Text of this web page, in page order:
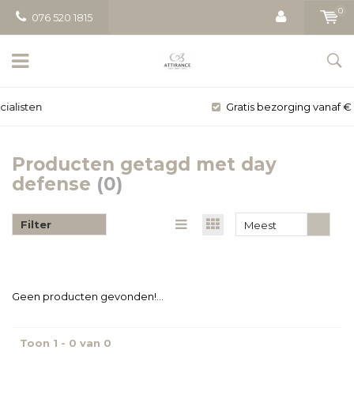
076 520 1815
0
Gratis bezorging vanaf € 50
Producten getagd met day
defense (0)
Filter
Meest
Geen producten gevonden!...
Toon 1 - 0 van 0